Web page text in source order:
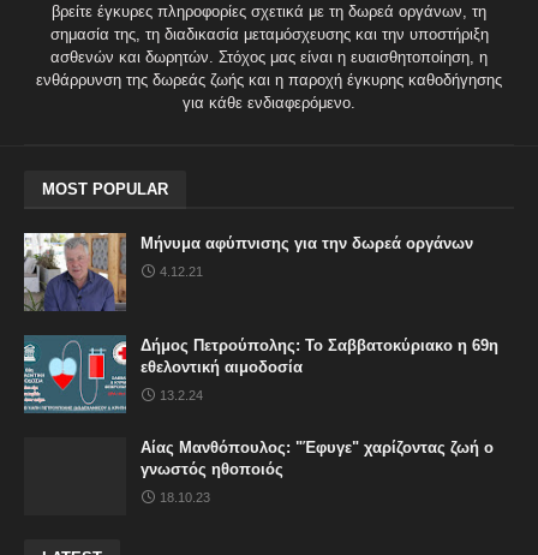
βρείτε έγκυρες πληροφορίες σχετικά με τη δωρεά οργάνων, τη
σημασία της, τη διαδικασία μεταμόσχευσης και την υποστήριξη
ασθενών και δωρητών. Στόχος μας είναι η ευαισθητοποίηση, η
ενθάρρυνση της δωρεάς ζωής και η παροχή έγκυρης καθοδήγησης
για κάθε ενδιαφερόμενο.
MOST POPULAR
Μήνυμα αφύπνισης για την δωρεά οργάνων
4.12.21
Δήμος Πετρούπολης: Το Σαββατοκύριακο η 69η
εθελοντική αιμοδοσία
13.2.24
Αίας Μανθόπουλος: "Έφυγε" χαρίζοντας ζωή ο
γνωστός ηθοποιός
18.10.23